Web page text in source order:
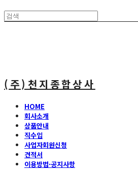
(주)천지종합상사
HOME
회사소개
상품안내
직수입
사업자회원신청
견적서
이용방법·공지사항